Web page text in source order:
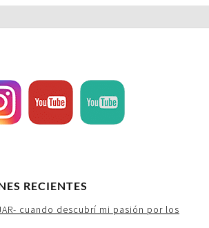
RECIENTES
cuando descubrí mi pasión por los